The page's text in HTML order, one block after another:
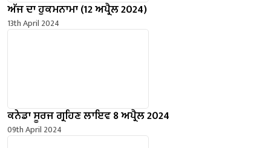
ਅੱਜ ਦਾ ਹੁਕਮਨਾਮਾ (12 ਅਪ੍ਰੈਲ 2024)
13th April 2024
ਕਨੇਡਾ ਸੂਰਜ ਗ੍ਰਹਿਣ ਲਾਇਵ 8 ਅਪ੍ਰੈਲ 2024
09th April 2024